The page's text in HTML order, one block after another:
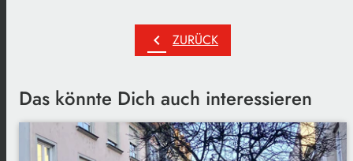
chevron_left ZURÜCK
Das könnte Dich auch interessieren